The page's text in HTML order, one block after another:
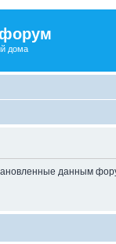
форум
дома
данным